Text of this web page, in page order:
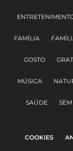
FAMÍLIA
GOSTO
MÚSICA
SAÚDE
COOKIES